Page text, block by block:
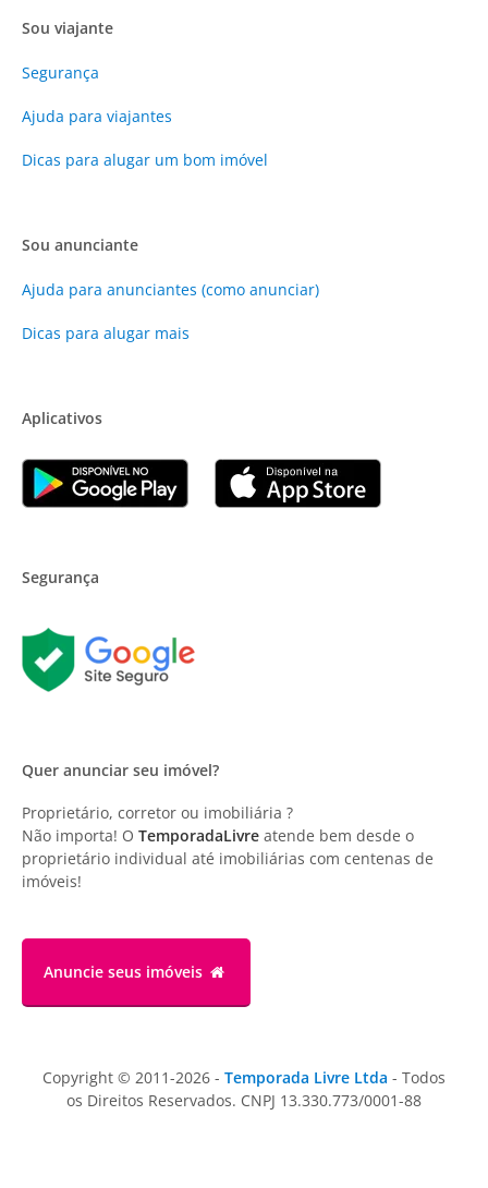
Sou viajante
Segurança
Ajuda para viajantes
Dicas para alugar um bom imóvel
Sou anunciante
Ajuda para anunciantes (como anunciar)
Dicas para alugar mais
Aplicativos
Segurança
Quer anunciar seu imóvel?
Proprietário, corretor ou imobiliária ?
Não importa! O TemporadaLivre atende bem desde o
proprietário individual até imobiliárias com centenas de
imóveis!
Anuncie seus imóveis
Copyright © 2011-2026 - Temporada Livre Ltda - Todos
os Direitos Reservados. CNPJ 13.330.773/0001-88